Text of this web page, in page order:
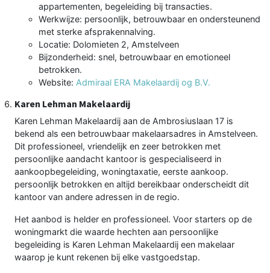
appartementen, begeleiding bij transacties.
Werkwijze: persoonlijk, betrouwbaar en ondersteunend
met sterke afsprakennalving.
Locatie: Dolomieten 2, Amstelveen
Bijzonderheid: snel, betrouwbaar en emotioneel
betrokken.
Website: Admiraal ERA Makelaardij og B.V.
Karen Lehman Makelaardij
Karen Lehman Makelaardij aan de Ambrosiuslaan 17 is
bekend als een betrouwbaar makelaarsadres in Amstelveen.
Dit professioneel, vriendelijk en zeer betrokken met
persoonlijke aandacht kantoor is gespecialiseerd in
aankoopbegeleiding, woningtaxatie, eerste aankoop.
persoonlijk betrokken en altijd bereikbaar onderscheidt dit
kantoor van andere adressen in de regio.
Het aanbod is helder en professioneel. Voor starters op de
woningmarkt die waarde hechten aan persoonlijke
begeleiding is Karen Lehman Makelaardij een makelaar
waarop je kunt rekenen bij elke vastgoedstap.